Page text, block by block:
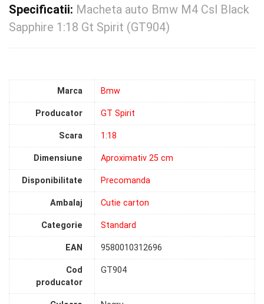
Specificatii: Macheta auto Bmw M4 Csl Black
Sapphire 1:18 Gt Spirit (GT904)
Marca Bmw
Producator GT Spirit
Scara 1:18
Dimensiune Aproximativ 25 cm
Disponibilitate Precomanda
Ambalaj Cutie carton
Categorie Standard
EAN 9580010312696
Cod
producator
GT904